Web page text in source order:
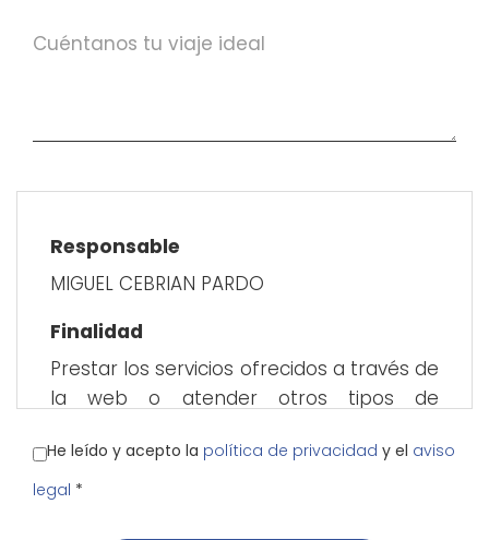
Responsable
MIGUEL CEBRIAN PARDO
Finalidad
Prestar los servicios ofrecidos a través de
la web o atender otros tipos de
CEBRIAN PARDO como consecuencia de
las solicitudes, gestiones o trámites que
He leído y acepto la política de privacidad y el aviso
legal *